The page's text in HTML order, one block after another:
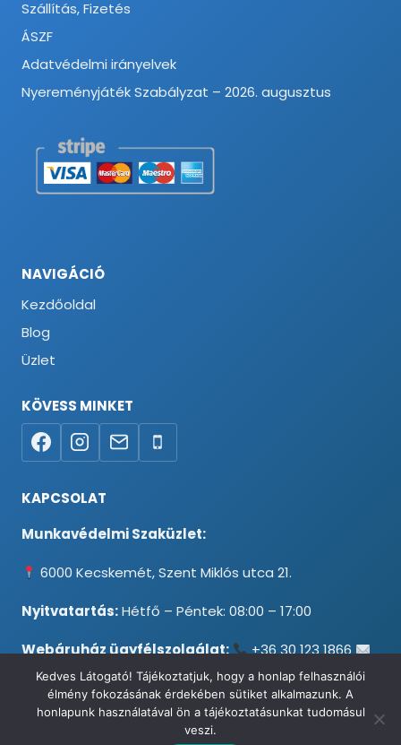
Szállítás, Fizetés
ÁSZF
Adatvédelmi irányelvek
Nyereményjáték Szabályzat – 2026. augusztus
NAVIGÁCIÓ
Kezdőoldal
Blog
Üzlet
KÖVESS MINKET
KAPCSOLAT
Munkavédelmi Szaküzlet:
6000 Kecskemét, Szent Miklós utca 21.
Nyitvatartás:Hétfő – Péntek: 08:00 – 17:00
Webáruház ügyfélszolgálat:
+36 30 123 1866
info@testpancel.hu
Kedves Látogató! Tájékoztatjuk, hogy a honlap felhasználói
élmény fokozásának érdekében sütiket alkalmazunk. A
honlapunk használatával ön a tájékoztatásunkat tudomásul
veszi.